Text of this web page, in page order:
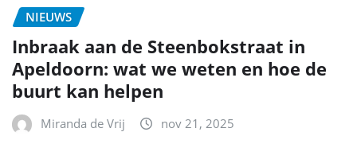
NIEUWS
Inbraak aan de Steenbokstraat in
Apeldoorn: wat we weten en hoe de
buurt kan helpen
Miranda de Vrij nov 21, 2025